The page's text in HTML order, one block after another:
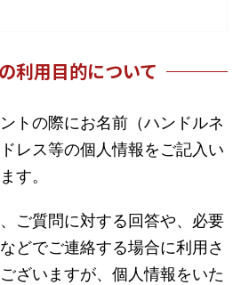
利用目的について
トの際にお名前（ハンドルネ
レス等の個人情報をご記入い
す。
ご質問に対する回答や、必要
どでご連絡する場合に利用さ
ざいますが、個人情報をいた